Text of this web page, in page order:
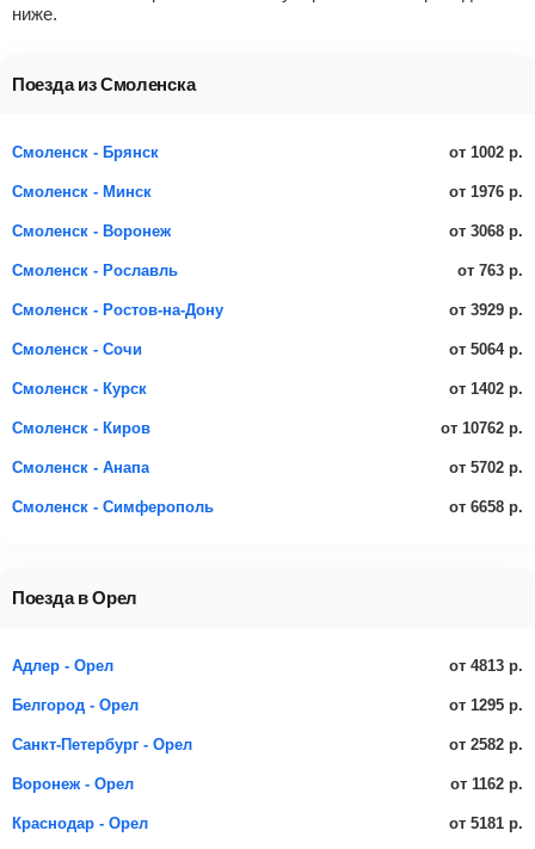
ниже.
Поезда из Смоленска
Смоленск - Брянск от 1002 р.
Смоленск - Минск от 1976 р.
Смоленск - Воронеж от 3068 р.
Смоленск - Рославль от 763 р.
Смоленск - Ростов-на-Дону от 3929 р.
Смоленск - Сочи от 5064 р.
Смоленск - Курск от 1402 р.
Смоленск - Киров от 10762 р.
Смоленск - Анапа от 5702 р.
Смоленск - Симферополь от 6658 р.
Поезда в Орел
Адлер - Орел от 4813 р.
Белгород - Орел от 1295 р.
Санкт-Петербург - Орел от 2582 р.
Воронеж - Орел от 1162 р.
Краснодар - Орел от 5181 р.